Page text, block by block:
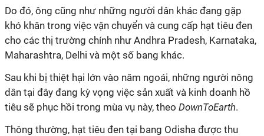
Do đó, ông cũng như những người dân khác đang gặp
khó khăn trong việc vận chuyển và cung cấp hạt tiêu đen
cho các thị trường chính như Andhra Pradesh, Karnataka,
Maharashtra, Delhi và một số bang khác.
Sau khi bị thiệt hại lớn vào năm ngoái, những người nông
dân tại đây đang kỳ vọng việc sản xuất và kinh doanh hồ
tiêu sẽ phục hồi trong mùa vụ này, theo DownToEarth.
Thông thường, hạt tiêu đen tại bang Odisha được thu